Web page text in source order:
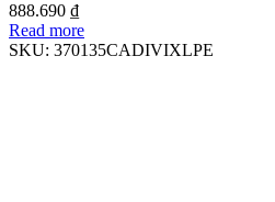
888.690 ₫
Read more
SKU: 370135CADIVIXLPE